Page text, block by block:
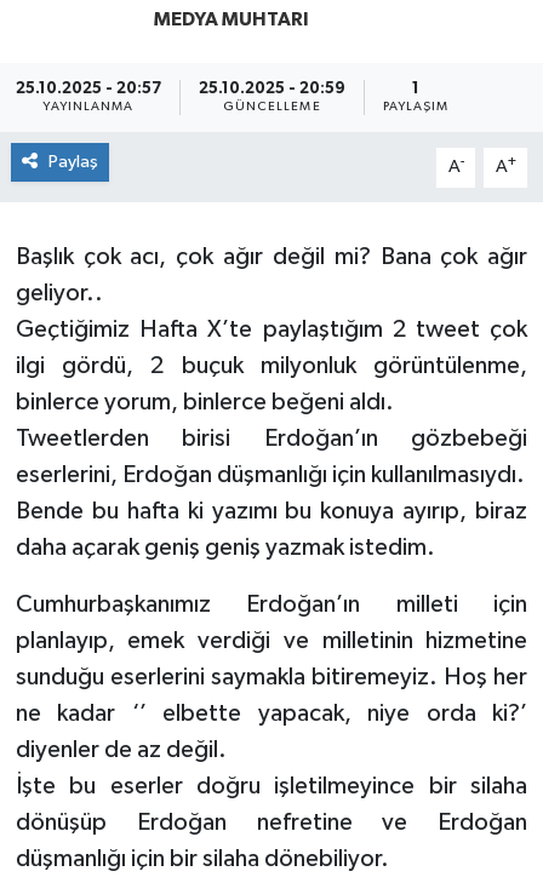
MEDYA MUHTARI
25.10.2025 - 20:57
YAYINLANMA
25.10.2025 - 20:59
GÜNCELLEME PAYLAŞIM
Paylaş A- A+
Başlık çok acı, çok ağır değil mi? Bana çok ağır
geliyor..
Geçtiğimiz Hafta X’te paylaştığım 2 tweet çok
ilgi gördü, 2 buçuk milyonluk görüntülenme,
binlerce yorum, binlerce beğeni aldı.
Tweetlerden birisi Erdoğan’ın gözbebeği
eserlerini, Erdoğan düşmanlığı için kullanılmasıydı.
Bende bu hafta ki yazımı bu konuya ayırıp, biraz
daha açarak geniş geniş yazmak istedim.
Cumhurbaşkanımız Erdoğan’ın milleti için
planlayıp, emek verdiği ve milletinin hizmetine
sunduğu eserlerini saymakla bitiremeyiz. Hoş her
ne kadar ‘’ elbette yapacak, niye orda ki?’
diyenler de az değil.
İşte bu eserler doğru işletilmeyince bir silaha
dönüşüp Erdoğan nefretine ve Erdoğan
düşmanlığı için bir silaha dönebiliyor.